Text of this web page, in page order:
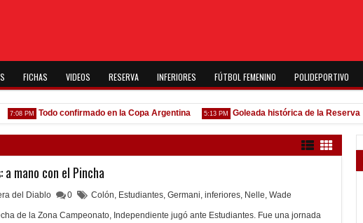
FICHAS VIDEOS RESERVA INFERIORES FÚTBOL FEMENINO POLIDEPORTIVO
PM Todo confirmado en la Copa Argentina 5:13 PM Goleada histórica de la Reserva
mano con el Pincha
del Diablo 0 Colón, Estudiantes, Germani, inferiores, Nelle, Wade
de la Zona Campeonato, Independiente jugó ante Estudiantes. Fue una jornada